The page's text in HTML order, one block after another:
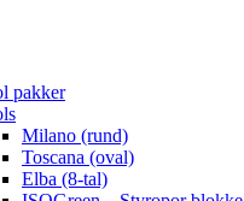
pakker
Milano (rund)
Toscana (oval)
Elba (8-tal)